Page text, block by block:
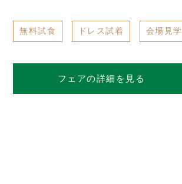
無料試食 ドレス試着 会場見学
フェアの詳細を見る